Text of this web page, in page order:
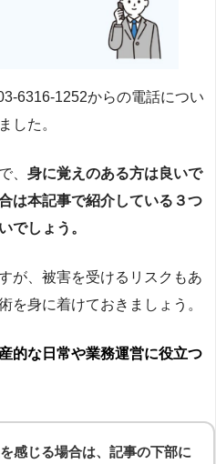
6316-1252からの電話につい
した。
、 身に覚えのある方は良いで
は本記事で紹介している３つ
でしょう。
が、被害を受けるリスクもあ
を身に着けておきましょう。
的な日常や業務運営に役立つ
感じる場合は、記事の下部に